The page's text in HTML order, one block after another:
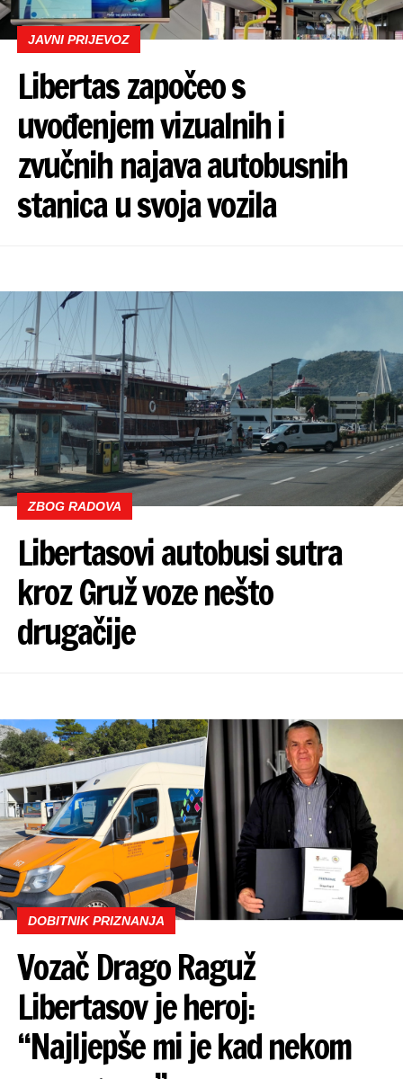
JAVNI PRIJEVOZ
Libertas započeo s
uvođenjem vizualnih i
zvučnih najava autobusnih
stanica u svoja vozila
ZBOG RADOVA
Libertasovi autobusi sutra
kroz Gruž voze nešto
drugačije
DOBITNIK PRIZNANJA
Vozač Drago Raguž
Libertasov je heroj:
“Najljepše mi je kad nekom